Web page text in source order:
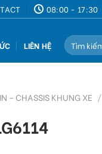
08:00 - 17:30
LIÊN HỆ
Search
for:
- CHASSIS KHUNG XE /